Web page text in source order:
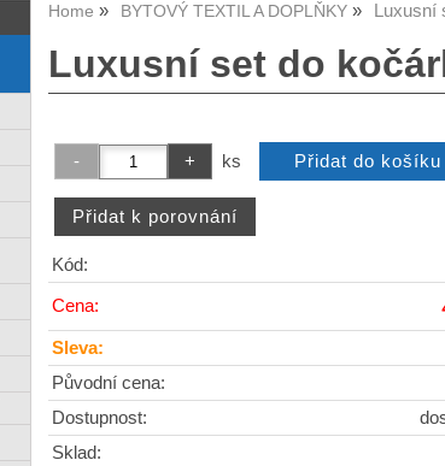
Home BYTOVÝ TEXTIL A DOPLŇKY
Luxusní set do
ks
Kód:
Cena:
Sleva:
Původní cena:
Dostupnost:
Sklad: